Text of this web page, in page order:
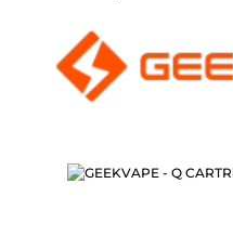
Bildergalerie überspringen